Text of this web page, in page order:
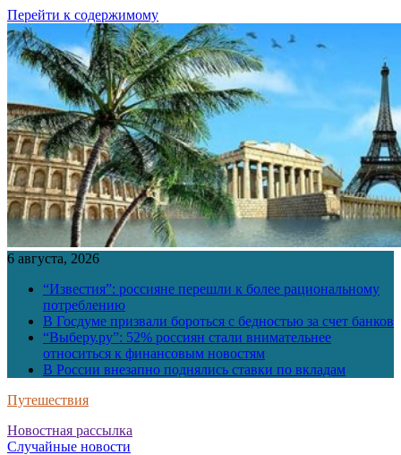
Перейти к содержимому
6 августа, 2026
“Известия”: россияне перешли к более рациональному
потреблению
В Госдуме призвали бороться с бедностью за счет банков
“Выберу.ру”: 52% россиян стали внимательнее
относиться к финансовым новостям
В России внезапно поднялись ставки по вкладам
Путешествия
Новостная рассылка
Случайные новости